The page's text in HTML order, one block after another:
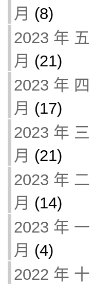
月 (8)
2023 年 五
月 (21)
2023 年 四
月 (17)
2023 年 三
月 (21)
2023 年 二
月 (14)
2023 年 一
月 (4)
2022 年 十